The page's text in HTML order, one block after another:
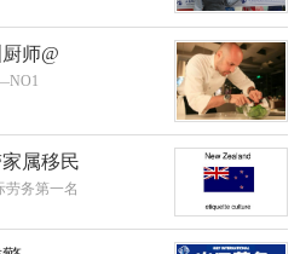
师@
属移民
劳务第一名